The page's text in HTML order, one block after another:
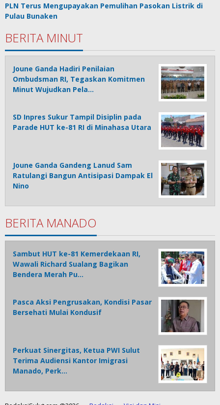
PLN Terus Mengupayakan Pemulihan Pasokan Listrik di
Pulau Bunaken
BERITA MINUT
Joune Ganda Hadiri Penilaian
Ombudsman RI, Tegaskan Komitmen
Minut Wujudkan Pela…
SD Inpres Sukur Tampil Disiplin pada
Parade HUT ke-81 RI di Minahasa Utara
Joune Ganda Gandeng Lanud Sam
Ratulangi Bangun Antisipasi Dampak El
Nino
BERITA MANADO
Sambut HUT ke-81 Kemerdekaan RI,
Wawali Richard Sualang Bagikan
Bendera Merah Pu…
Pasca Aksi Pengrusakan, Kondisi Pasar
Bersehati Mulai Kondusif
Perkuat Sinergitas, Ketua PWI Sulut
Terima Audiensi Kantor Imigrasi
Manado, Perk…